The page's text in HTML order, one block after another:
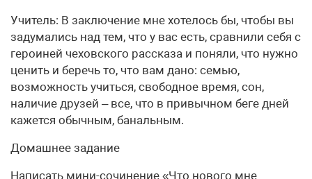
Учитель: В заключение мне хотелось бы, чтобы вы
задумались над тем, что у вас есть, сравнили себя с
героиней чеховского рассказа и поняли, что нужно
ценить и беречь то, что вам дано: семью,
возможность учиться, свободное время, сон,
наличие друзей – все, что в привычном беге дней
кажется обычным, банальным.
Домашнее задание
Написать мини-сочинение «Что нового мне